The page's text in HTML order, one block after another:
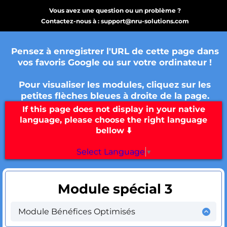
Vous avez une question ou un problème ?
Contactez-nous à : support@nru-solutions.com
Pensez à enregistrer l'URL de cette page dans
vos favoris Google ou sur votre ordinateur !
Pour visualiser les modules, cliquez sur les
petites flèches bleues à droite de la page.
If this page does not display in your native
language, please choose the right language
bellow ⬇️
Select Language ▼
Module spécial 3
Module Bénéfices Optimisés